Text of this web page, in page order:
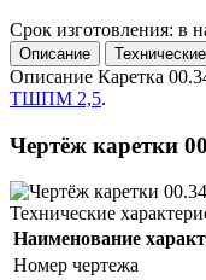
Срок изготовления: в
Описание
Описание Каретка
ТШПМ 2,5.
Чертёж каретки
Технические
Наименование
Номер чертежа